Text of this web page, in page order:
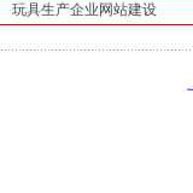
玩具生产企业网站建设